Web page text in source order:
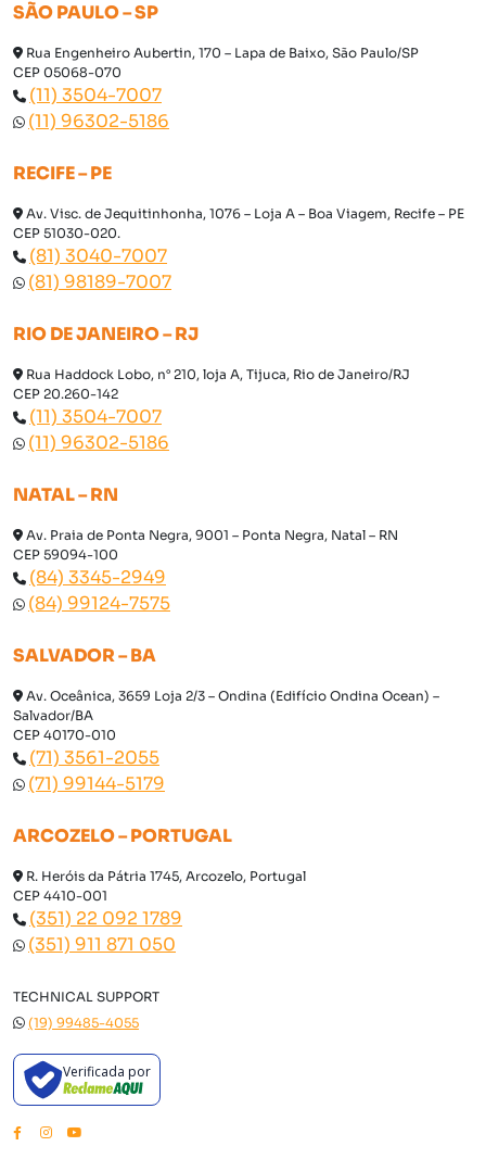
SÃO PAULO – SP
Rua Engenheiro Aubertin, 170 – Lapa de Baixo, São Paulo/SP
CEP 05068-070
(11) 3504-7007
(11) 96302-5186
RECIFE – PE
Av. Visc. de Jequitinhonha, 1076 – Loja A – Boa Viagem, Recife – PE
CEP 51030-020.
(81) 3040-7007
(81) 98189-7007
RIO DE JANEIRO – RJ
Rua Haddock Lobo, n° 210, loja A, Tijuca, Rio de Janeiro/RJ
CEP 20.260-142
(11) 3504-7007
(11) 96302-5186
NATAL – RN
Av. Praia de Ponta Negra, 9001 – Ponta Negra, Natal – RN
CEP 59094-100
(84) 3345-2949
(84) 99124-7575
SALVADOR – BA
Av. Oceânica, 3659 Loja 2/3 – Ondina (Edifício Ondina Ocean) –
Salvador/BA
CEP 40170-010
(71) 3561-2055
(71) 99144-5179
ARCOZELO – PORTUGAL
R. Heróis da Pátria 1745, Arcozelo, Portugal
CEP 4410-001
(351) 22 092 1789
(351) 911 871 050
TECHNICAL SUPPORT
(19) 99485-4055
Verificada por